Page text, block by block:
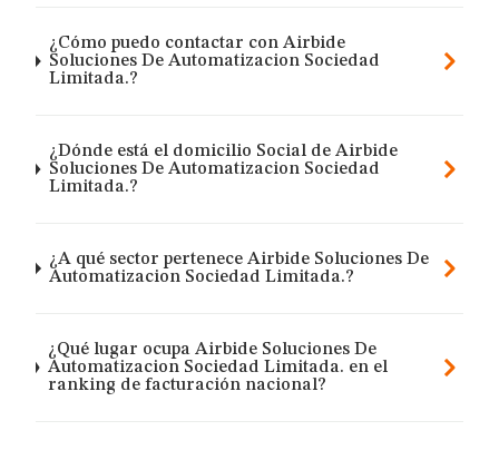
¿Cómo puedo contactar con Airbide
Soluciones De Automatizacion Sociedad
Limitada.?
¿Dónde está el domicilio Social de Airbide
Soluciones De Automatizacion Sociedad
Limitada.?
¿A qué sector pertenece Airbide Soluciones De
Automatizacion Sociedad Limitada.?
¿Qué lugar ocupa Airbide Soluciones De
Automatizacion Sociedad Limitada. en el
ranking de facturación nacional?